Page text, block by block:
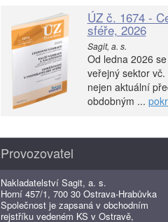
ÚZ č. 1674 -
sféře, 2026
Sagit, a. s.
Od ledna 2026
veřejný sektor
nejen aktuální
obdobným ...
Provozovatel
Nakladatelství Sagit, a. s.
Horní 457/1, 700 30 Ostrava-Hrabůvka
Společnost je zapsaná v obchodním
rejstříku vedeném KS v Ostravě,